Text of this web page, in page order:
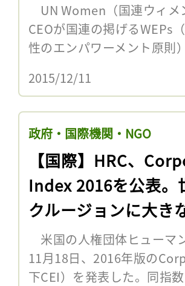
UN Women（国連ウィメ
CEOが国連の掲げる
性のエンパワーメント原
2015/12/11
政府・国際機関・NGO
【国際】HRC、
Index 2016を公表。
クルージョンに大き
米国の人権団体ヒューマ
11月18日、2016年版の
下CEI）を発表した。同指